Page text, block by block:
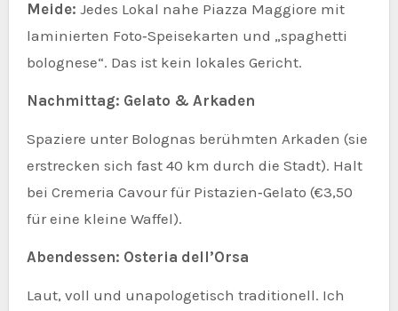
Meide: Jedes Lokal nahe Piazza Maggiore mit
laminierten Foto‑Speisekarten und „spaghetti
bolognese“. Das ist kein lokales Gericht.
Nachmittag: Gelato & Arkaden
Spaziere unter Bolognas berühmten Arkaden (sie
erstrecken sich fast 40 km durch die Stadt). Halt
bei Cremeria Cavour für Pistazien‑Gelato (€3,50
für eine kleine Waffel).
Abendessen: Osteria dell’Orsa
Laut, voll und unapologetisch traditionell. Ich